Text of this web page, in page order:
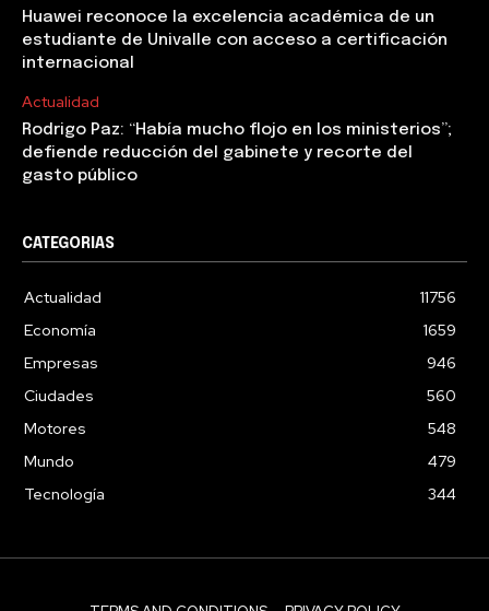
Huawei reconoce la excelencia académica de un
estudiante de Univalle con acceso a certificación
internacional
Actualidad
Rodrigo Paz: “Había mucho flojo en los ministerios”;
defiende reducción del gabinete y recorte del
gasto público
CATEGORIAS
Actualidad
11756
Economía
1659
Empresas
946
Ciudades
560
Motores
548
Mundo
479
Tecnología
344